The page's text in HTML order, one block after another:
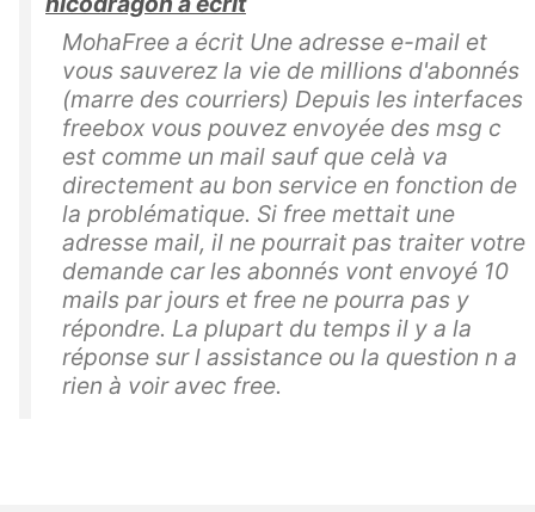
MohaFree a écrit Une adresse e-mail et
vous sauverez la vie de millions d'abonnés
(marre des courriers) Depuis les interfaces
freebox vous pouvez envoyée des msg c
est comme un mail sauf que celà va
directement au bon service en fonction de
la problématique. Si free mettait une
adresse mail, il ne pourrait pas traiter votre
demande car les abonnés vont envoyé 10
mails par jours et free ne pourra pas y
répondre. La plupart du temps il y a la
réponse sur l assistance ou la question n a
rien à voir avec free.